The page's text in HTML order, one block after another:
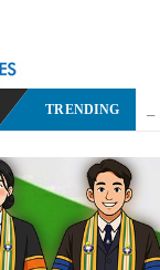
TRENDING